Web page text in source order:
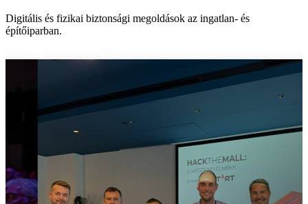
Digitális és fizikai biztonsági megoldások az ingatlan- és
építőiparban.